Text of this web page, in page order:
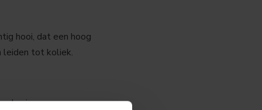
hooi, dat een hoog
leiden tot koliek.
niveaus van